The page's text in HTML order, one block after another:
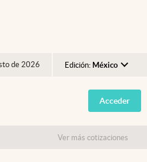
de 2026 Edición: México
Argentina
España
USA
Acceder
Ver más cotizaciones